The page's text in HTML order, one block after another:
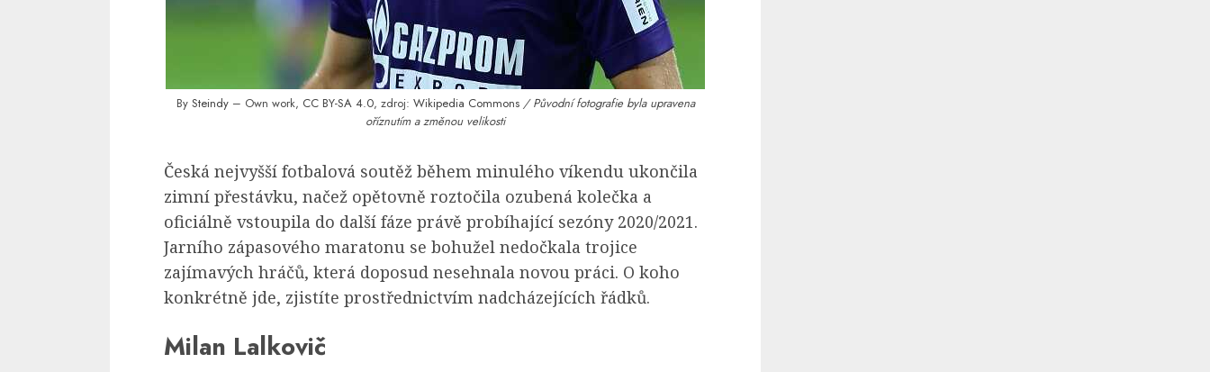
By Steindy– Own work, CC BY-SA 4.0, zdroj: Wikipedia Commons / Původní fotografie byla upravena
oříznutím a změnou velikosti
Česká nejvyšší fotbalová soutěž během minulého víkendu ukončila
zimní přestávku, načež opětovně roztočila ozubená kolečka a
oficiálně vstoupila do další fáze právě probíhající sezóny 2020/2021.
Jarního zápasového maratonu se bohužel nedočkala trojice
zajímavých hráčů, která doposud nesehnala novou práci. O koho
konkrétně jde, zjistíte prostřednictvím nadcházejících řádků.
Milan Lalkovič